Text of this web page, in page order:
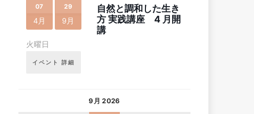
07
4月
29
9月
自然と調和した生き
方 実践講座 4 月開
講
火曜日
イベント 詳細
9月 2026